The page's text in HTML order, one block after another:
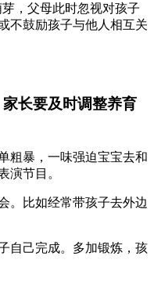
，父母此时忽视对孩子
不鼓励孩子与他人相互关
长要及时调整养育
粗暴，一味强迫宝宝去和
演节目。
。比如经常带孩子去外边
自己完成。多加锻炼，孩